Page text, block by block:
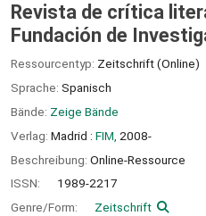
Revista de crítica
Fundación de
Ressourcentyp: Zeitschrift (Online)
Sprache: Spanisch
Bände: Zeige Bände
Verlag: Madrid : FIM, 2008-
Beschreibung: Online-Ressource
ISSN:
1989-2217
Genre/Form:
Zeitschrift